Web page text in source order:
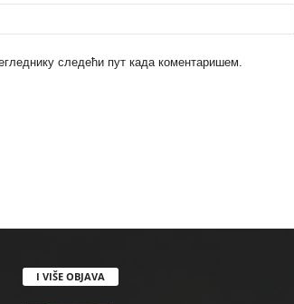
следећи пут када коментаришем.
I VIŠE OBJAVA